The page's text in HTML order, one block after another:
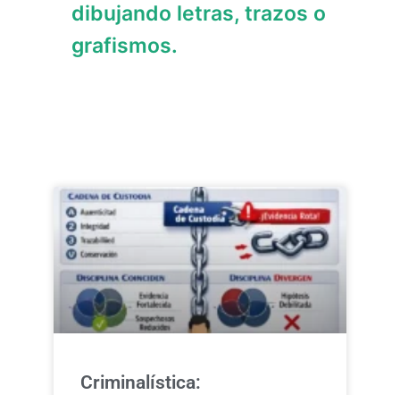
dibujando letras, trazos o
grafismos.
Criminalística: